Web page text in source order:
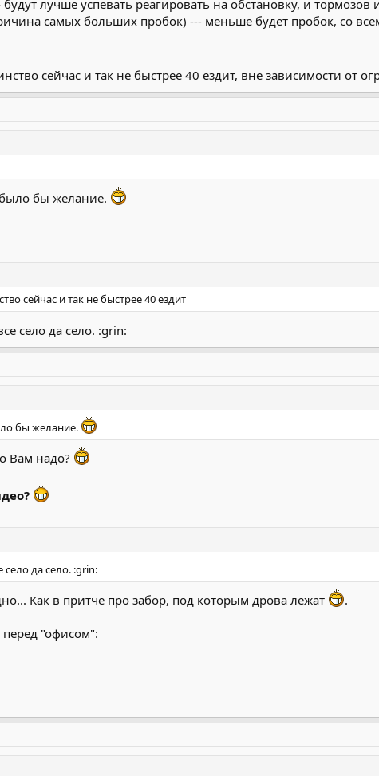
лучше успевать реагировать на обстановку, и
самых больших пробок) --- меньше будет пробок, со
сейчас и так не быстрее 40 ездит, вне зависимости от
бы желание.
сейчас и так не быстрее 40 ездит
село да село. :grin:
бы желание.
Вам надо?
село да село. :grin:
Как в притче про забор, под которым дрова лежат .
"офисом":